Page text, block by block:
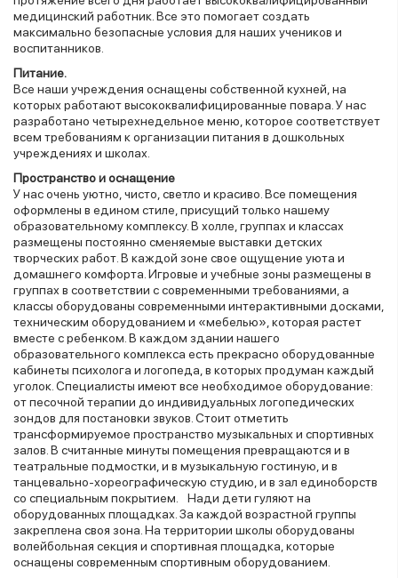
медицинский работник. Все это помогает создать
максимально безопасные условия для наших учеников и
воспитанников.
Питание.
Все наши учреждения оснащены собственной кухней, на
которых работают высококвалифицированные повара. У нас
разработано четырехнедельное меню, которое соответствует
всем требованиям к организации питания в дошкольных
учреждениях и школах.
Пространство и оснащение
У нас очень уютно, чисто, светло и красиво. Все помещения
оформлены в едином стиле, присущий только нашему
образовательному комплексу. В холле, группах и классах
размещены постоянно сменяемые выставки детских
творческих работ. В каждой зоне свое ощущение уюта и
домашнего комфорта. Игровые и учебные зоны размещены в
группах в соответствии с современными требованиями, а
классы оборудованы современными интерактивными досками,
техническим оборудованием и «мебелью», которая растет
вместе с ребенком. В каждом здании нашего
образовательного комплекса есть прекрасно оборудованные
кабинеты психолога и логопеда, в которых продуман каждый
уголок. Специалисты имеют все необходимое оборудование:
от песочной терапии до индивидуальных логопедических
зондов для постановки звуков. Стоит отметить
трансформируемое пространство музыкальных и спортивных
залов. В считанные минуты помещения превращаются и в
театральные подмостки, и в музыкальную гостиную, и в
танцевально-хореографическую студию, и в зал единоборств
со специальным покрытием. Нади дети гуляют на
оборудованных площадках. За каждой возрастной группы
закреплена своя зона. На территории школы оборудованы
волейбольная секция и спортивная площадка, которые
оснащены современным спортивным оборудованием.